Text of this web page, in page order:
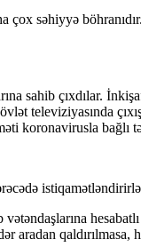
səhiyyə
sahib çıxdılar.
televiziyasında
koronavirusla
aradan